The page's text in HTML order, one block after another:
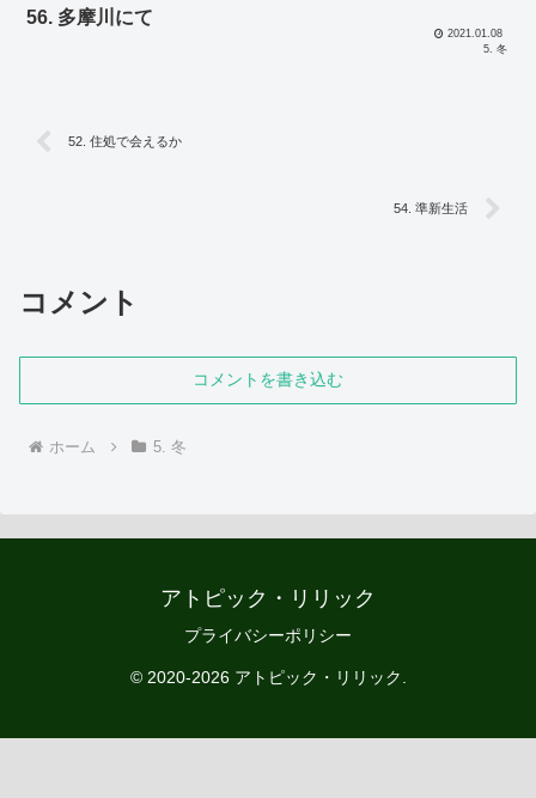
56. 多摩川にて
2021.01.08
5. 冬
52. 住処で会えるか
54. 準新生活
コメント
コメントを書き込む
ホーム 5. 冬
アトピック・リリック
プライバシーポリシー
© 2020-2026 アトピック・リリック.